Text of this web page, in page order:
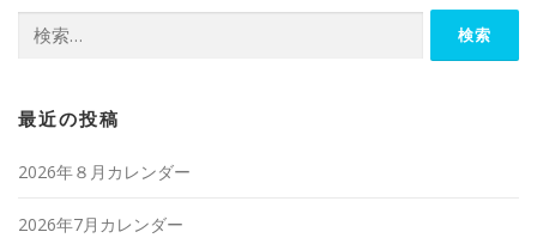
索:
最近の投稿
2026年８月カレンダー
2026年7月カレンダー